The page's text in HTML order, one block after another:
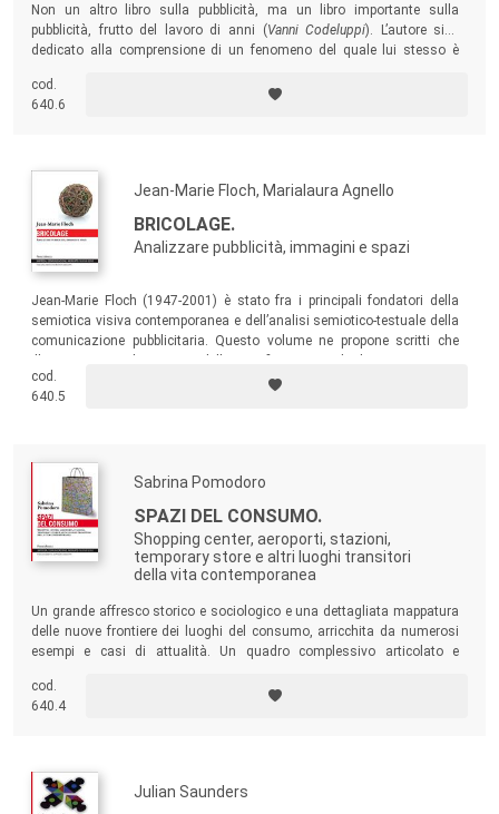
Boccia Artieri (Università di Urbino Carlo Bo), Laura Bovone
(Università Cattolica di Milano), Fausto Colombo(Università
Marco Lombardi
(Università IULM di Milano)
(Università La Sapienza di Roma)
, Roberta Paltrinieri
(Università di Bologna)
, Maria Angela Polesana
IULM di Milano),Domenico Secondulfo
Verona).
Tutte le proposte di pubblicazione provenienti da autori
italiani vengono sottoposte alla procedura del referaggio
(peer review)
espressa da parte di due referee anonimi, selezionati fra
I revisori della Collana sono stati:
2012-2013: Paola Parmiggiani (Università di Bologna) e
Marcello Tedeschi (Università di Modena e Reggio Emilia);
2014: Ariela Mortara (Università IULM), Antonella Mascio
(Università di Bologna) e Maura Franchi (Università di
Parma);
2015: Roberta Paltrinieri (Università di Bologna) e Nicola
Non un altro libro sulla pubblicità, ma un libro importante sulla
pubblicità, frutto del lavoro di anni (Vanni Codeluppi). L’autore si è
dedicato alla comprensione di un fenomeno del quale lui stesso è
cod.
640.6
Jean-Marie Floch, Marialaura Agnello
BRICOLAGE.
Analizzare pubblicità, immagini e spazi
Jean-Marie Floch (1947-2001) è stato fra i principali fondatori della
semiotica visiva contemporanea e dell’analisi semiotico-testuale della
comunicazione pubblicitaria. Questo volume ne propone scritti che
intervenire in ambiti molto diversi della vita quotidiana e della
socialità, della cultura e della comunicazione.
cod.
640.5
Sabrina Pomodoro
SPAZI DEL CONSUMO.
Shopping center, aeroporti, stazioni,
temporary store e altri luoghi transitori
della vita contemporanea
Un grande affresco storico e sociologico e una dettagliata mappatura
delle nuove frontiere dei luoghi del consumo, arricchita da numerosi
esempi e casi di attualità. Un quadro complessivo articolato e
società di oggi, all’insegna della transitorietà e della mobilità.
cod.
640.4
Julian Saunders